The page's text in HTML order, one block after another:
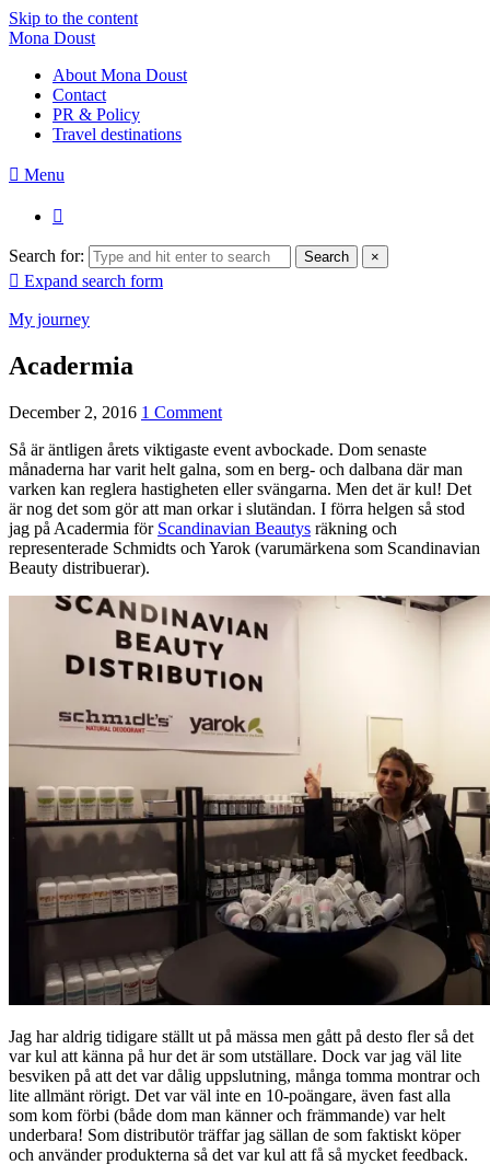
Skip to the content
Mona Doust
About Mona Doust
Contact
PR & Policy
Travel destinations
Menu
Search for: Search ×
Expand search form
My journey
Acadermia
December 2, 2016 1 Comment
Så är äntligen årets viktigaste event avbockade. Dom senaste
månaderna har varit helt galna, som en berg- och dalbana där man
varken kan reglera hastigheten eller svängarna. Men det är kul! Det
är nog det som gör att man orkar i slutändan. I förra helgen så stod
jag på Acadermia för Scandinavian Beautys räkning och
representerade Schmidts och Yarok (varumärkena som Scandinavian
Beauty distribuerar).
Jag har aldrig tidigare ställt ut på mässa men gått på desto fler så det
var kul att känna på hur det är som utställare. Dock var jag väl lite
besviken på att det var dålig uppslutning, många tomma montrar och
lite allmänt rörigt. Det var väl inte en 10-poängare, även fast alla
som kom förbi (både dom man känner och främmande) var helt
underbara! Som distributör träffar jag sällan de som faktiskt köper
och använder produkterna så det var kul att få så mycket feedback.